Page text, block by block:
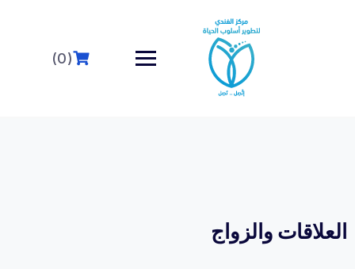
(0)
العلاقات والزواج